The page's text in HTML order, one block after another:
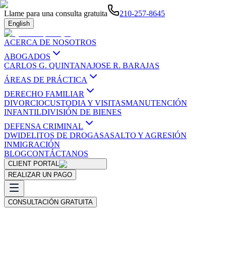
Llame para una consulta gratuita 210-257-8645
English
ACERCA DE NOSOTROS
ABOGADOS
CARLOS G. QUINTANAJOSE R. BARAJAS
ÁREAS DE PRÁCTICA
DERECHO FAMILIAR
DIVORCIOCUSTODIA Y VISITASMANUTENCIÓN
INFANTILDIVISIÓN DE BIENES
DEFENSA CRIMINAL
DWIDELITOS DE DROGASASALTO Y AGRESIÓN
INMIGRACIÓN
BLOGCONTÁCTANOS
CLIENT PORTAL
REALIZAR UN PAGO
CONSULTACIÓN GRATUITA